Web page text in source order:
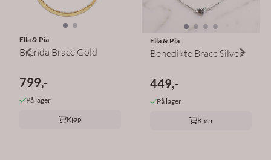
Ella & Pia
Brenda Brace Gold
799,-
På lager
Kjøp
Ella & Pia
Benedikte Brace Silver
449,-
På lager
Kjøp